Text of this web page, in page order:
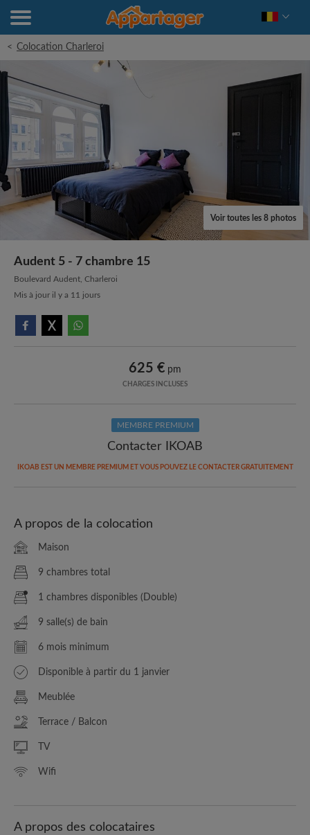
< Colocation Charleroi
Voir toutes les 8 photos
Audent 5 - 7 chambre 15
Boulevard Audent, Charleroi
Mis à jour il y a 11 jours
625 € pm
CHARGES INCLUSES
MEMBRE PREMIUM
Contacter IKOAB
IKOAB EST UN MEMBRE PREMIUM ET VOUS POUVEZ LE CONTACTER GRATUITEMENT
A propos de la colocation
Maison
9 chambres total
1 chambres disponibles (Double)
9 salle(s) de bain
6 mois minimum
Disponible à partir du 1 janvier
Meublée
Terrace / Balcon
TV
Wifi
A propos des colocataires